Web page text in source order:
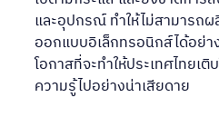
และอุปกรณ์ ทำให้ไม่สามารถ
ออกแบบอิเล็กทรอนิกส์ได้อย่า
โอกาสที่จะทำให้ประเทศไทยเ
ความรู้ไปอย่างน่าเสียดาย